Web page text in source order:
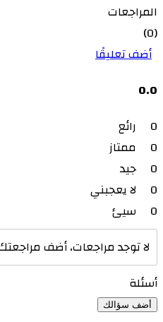
المراجعات
(0)
أضف تعليقًا
0.0
0
رائع
0
ممتاز
0
جيد
0
لا يعجبني
0
سيئ
لا توجد مراجعات، أضف
أسئلة
أضف سؤالك